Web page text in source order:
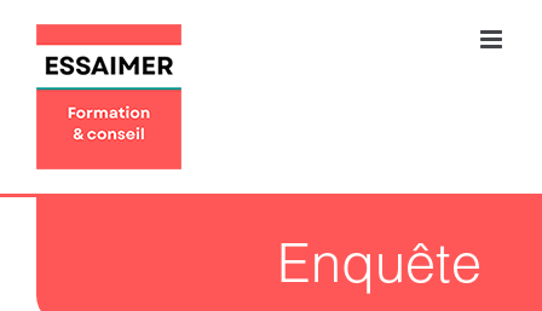
content
Enquête